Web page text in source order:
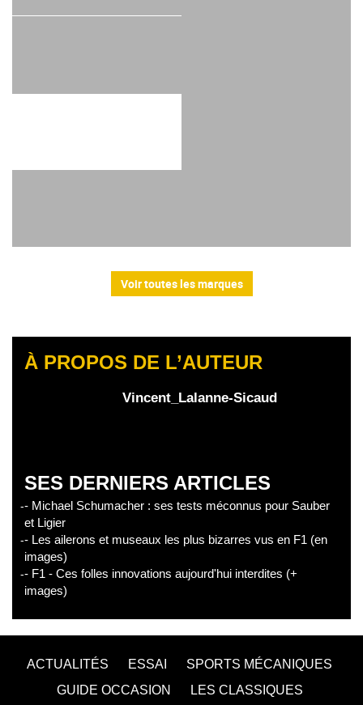
Voir toutes les marques
À PROPOS DE L’AUTEUR
Vincent_Lalanne-Sicaud
SES DERNIERS ARTICLES
- Michael Schumacher : ses tests méconnus pour Sauber
et Ligier
- Les ailerons et museaux les plus bizarres vus en F1 (en
images)
- F1 - Ces folles innovations aujourd'hui interdites (+
images)
ACTUALITÉS ESSAI
SPORTS MÉCANIQUES
GUIDE OCCASION
LES CLASSIQUES